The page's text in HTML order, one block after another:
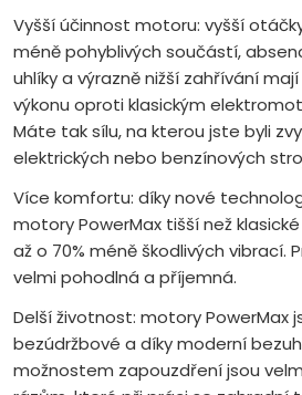
Vyšší účinnost motoru: vyšší
méně pohyblivých součástí,
uhlíky a výrazně nižší zahřívání
výkonu oproti klasickým
Máte tak sílu, na kterou jste byli
elektrických nebo benzínových
Více komfortu: díky nové
motory PowerMax tišší než
až o 70% méně škodlivých vibrací.
velmi pohodlná a příjemná.
Delší životnost: motory PowerMax
bezúdržbové a díky moderní
možnostem zapouzdření jsou